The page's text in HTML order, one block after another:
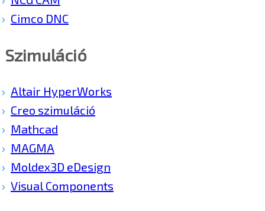
Cimco DNC
Szimuláció
Altair HyperWorks
Creo szimuláció
Mathcad
MAGMA
Moldex3D eDesign
Visual Components